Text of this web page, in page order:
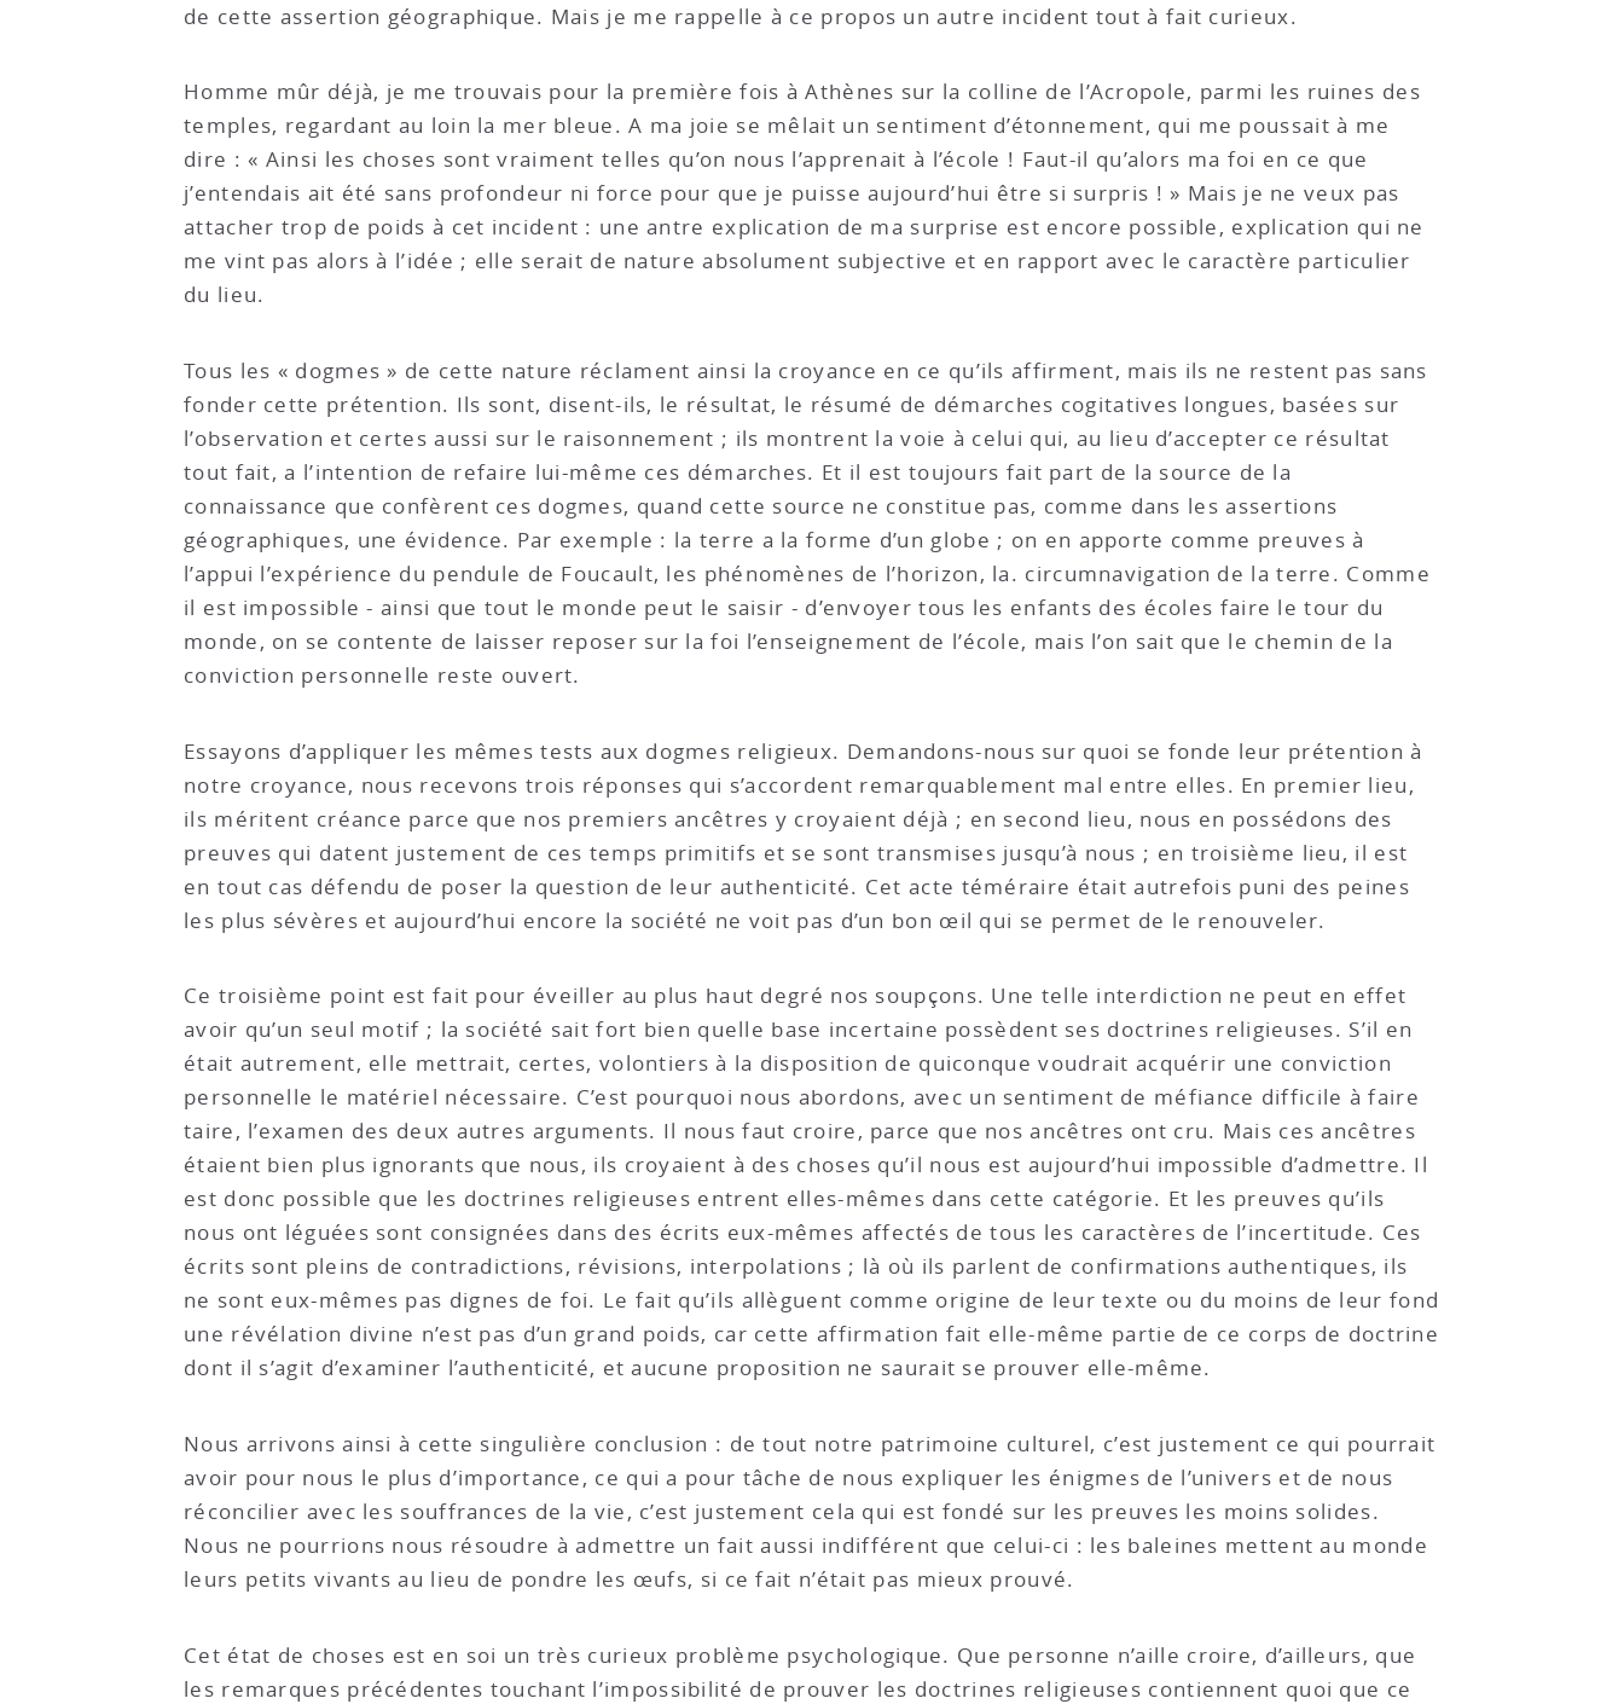
de cette assertion géographique. Mais je me rappelle à ce propos un autre incident tout à fait curieux.
Homme mûr déjà, je me trouvais pour la première fois à Athènes sur la colline de l’Acropole, parmi les ruines des
temples, regardant au loin la mer bleue. A ma joie se mêlait un sentiment d’étonnement, qui me poussait à me
dire : « Ainsi les choses sont vraiment telles qu’on nous l’apprenait à l’école ! Faut-il qu’alors ma foi en ce que
j’entendais ait été sans profondeur ni force pour que je puisse aujourd’hui être si surpris ! » Mais je ne veux pas
attacher trop de poids à cet incident : une antre explication de ma surprise est encore possible, explication qui ne
me vint pas alors à l’idée ; elle serait de nature absolument subjective et en rapport avec le caractère particulier
du lieu.
Tous les « dogmes » de cette nature réclament ainsi la croyance en ce qu’ils affirment, mais ils ne restent pas sans
fonder cette prétention. Ils sont, disent-ils, le résultat, le résumé de démarches cogitatives longues, basées sur
l’observation et certes aussi sur le raisonnement ; ils montrent la voie à celui qui, au lieu d’accepter ce résultat
tout fait, a l’intention de refaire lui-même ces démarches. Et il est toujours fait part de la source de la
connaissance que confèrent ces dogmes, quand cette source ne constitue pas, comme dans les assertions
géographiques, une évidence. Par exemple : la terre a la forme d’un globe ; on en apporte comme preuves à
l’appui l’expérience du pendule de Foucault, les phénomènes de l’horizon, la. circumnavigation de la terre. Comme
il est impossible - ainsi que tout le monde peut le saisir - d’envoyer tous les enfants des écoles faire le tour du
monde, on se contente de laisser reposer sur la foi l’enseignement de l’école, mais l’on sait que le chemin de la
conviction personnelle reste ouvert.
Essayons d’appliquer les mêmes tests aux dogmes religieux. Demandons-nous sur quoi se fonde leur prétention à
notre croyance, nous recevons trois réponses qui s’accordent remarquablement mal entre elles. En premier lieu,
ils méritent créance parce que nos premiers ancêtres y croyaient déjà ; en second lieu, nous en possédons des
preuves qui datent justement de ces temps primitifs et se sont transmises jusqu’à nous ; en troisième lieu, il est
en tout cas défendu de poser la question de leur authenticité. Cet acte téméraire était autrefois puni des peines
les plus sévères et aujourd’hui encore la société ne voit pas d’un bon œil qui se permet de le renouveler.
Ce troisième point est fait pour éveiller au plus haut degré nos soupçons. Une telle interdiction ne peut en effet
avoir qu’un seul motif ; la société sait fort bien quelle base incertaine possèdent ses doctrines religieuses. S’il en
était autrement, elle mettrait, certes, volontiers à la disposition de quiconque voudrait acquérir une conviction
personnelle le matériel nécessaire. C’est pourquoi nous abordons, avec un sentiment de méfiance difficile à faire
taire, l’examen des deux autres arguments. Il nous faut croire, parce que nos ancêtres ont cru. Mais ces ancêtres
étaient bien plus ignorants que nous, ils croyaient à des choses qu’il nous est aujourd’hui impossible d’admettre. Il
est donc possible que les doctrines religieuses entrent elles-mêmes dans cette catégorie. Et les preuves qu’ils
nous ont léguées sont consignées dans des écrits eux-mêmes affectés de tous les caractères de l’incertitude. Ces
écrits sont pleins de contradictions, révisions, interpolations ; là où ils parlent de confirmations authentiques, ils
ne sont eux-mêmes pas dignes de foi. Le fait qu’ils allèguent comme origine de leur texte ou du moins de leur fond
une révélation divine n’est pas d’un grand poids, car cette affirmation fait elle-même partie de ce corps de doctrine
dont il s’agit d’examiner l’authenticité, et aucune proposition ne saurait se prouver elle-même.
Nous arrivons ainsi à cette singulière conclusion : de tout notre patrimoine culturel, c’est justement ce qui pourrait
avoir pour nous le plus d’importance, ce qui a pour tâche de nous expliquer les énigmes de l’univers et de nous
réconcilier avec les souffrances de la vie, c’est justement cela qui est fondé sur les preuves les moins solides.
Nous ne pourrions nous résoudre à admettre un fait aussi indifférent que celui-ci : les baleines mettent au monde
leurs petits vivants au lieu de pondre les œufs, si ce fait n’était pas mieux prouvé.
Cet état de choses est en soi un très curieux problème psychologique. Que personne n’aille croire, d’ailleurs, que
les remarques précédentes touchant l’impossibilité de prouver les doctrines religieuses contiennent quoi que ce